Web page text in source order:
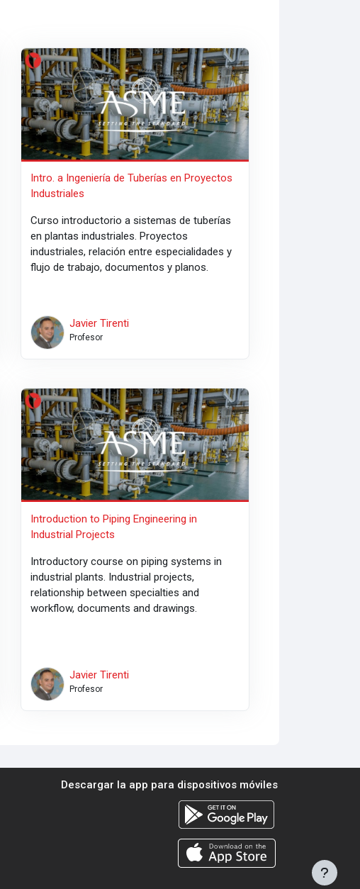
Intro. a Ingeniería de Tuberías en Proyectos Industriales
Intro. a Ingeniería de Tuberías en Proyectos
Industriales
Curso introductorio a sistemas de tuberías
enplantas industriales. Proyectos
industriales,relación entre especialidades y
flujo de trabajo,documentos y planos.
Javier Tirenti
Profesor
Introduction to Piping Engineering in Industrial Projects
Introduction to Piping Engineering in
Industrial Projects
Introductory course on piping systems in
industrial plants. Industrial projects,
relationship between specialties and
workflow, documents and drawings.
Javier Tirenti
Profesor
Descargar la app para dispositivos móviles